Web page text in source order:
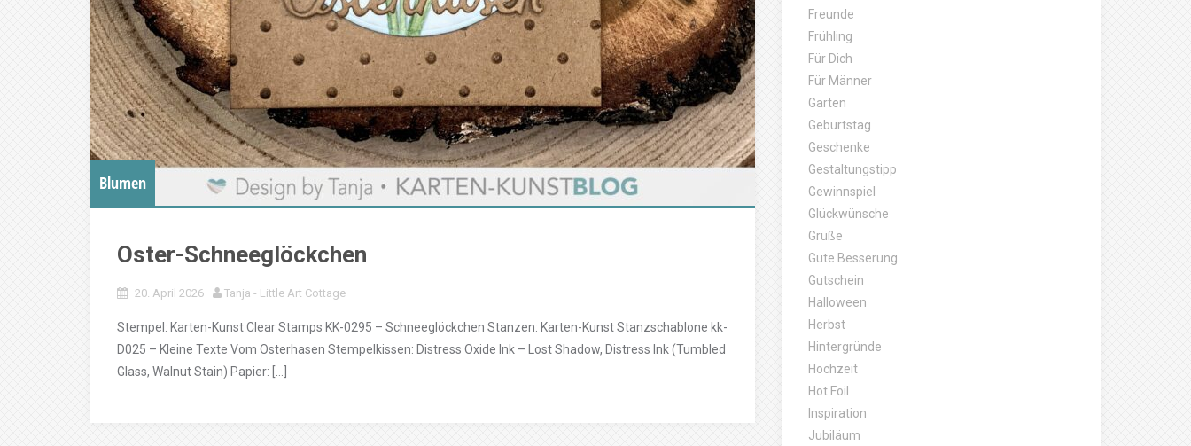
Blumen
Oster-Schneeglöckchen
20. April 2026 Tanja - Little Art Cottage
Stempel: Karten-Kunst Clear Stamps KK-0295 – Schneeglöckchen Stanzen: Karten-Kunst Stanzschablone kk-
D025 – Kleine Texte Vom Osterhasen Stempelkissen: Distress Oxide Ink – Lost Shadow, Distress Ink (Tumbled
Glass, Walnut Stain) Papier: […]
Freunde
Frühling
Für Dich
Für Männer
Garten
Geburtstag
Geschenke
Gestaltungstipp
Gewinnspiel
Glückwünsche
Grüße
Gute Besserung
Gutschein
Halloween
Herbst
Hintergründe
Hochzeit
Hot Foil
Inspiration
Jubiläum